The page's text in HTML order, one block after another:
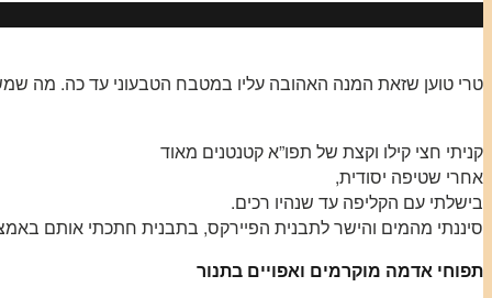
טרי טוען שזאת המנה האהובה עליו במטבח הטבעוני עד כה. מה
קניתי חצי קילו וקצת של תפו”א קטנטנים מאוד
אחרי שטיפה יסודית,
בישלתי עם הקליפה עד שנהיו רכים.
סיננתי מהמים והישר לתבנית הפיירקס, בתבנית חתכתי אותם
תפוחי אדמה מוקרמים ואפויים בתנור